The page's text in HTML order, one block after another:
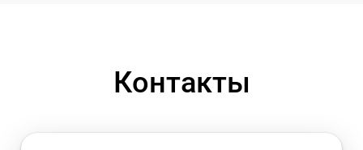
Контакты